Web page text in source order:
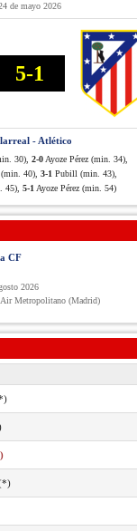
de mayo 2026
5-1
- Atlético
30), 2-0 Ayoze Pérez (min. 34),
40), 3-1 Pubill (min. 43),
45), 5-1 Ayoze Pérez (min. 54)
CF
2026
Metropolitano (Madrid)